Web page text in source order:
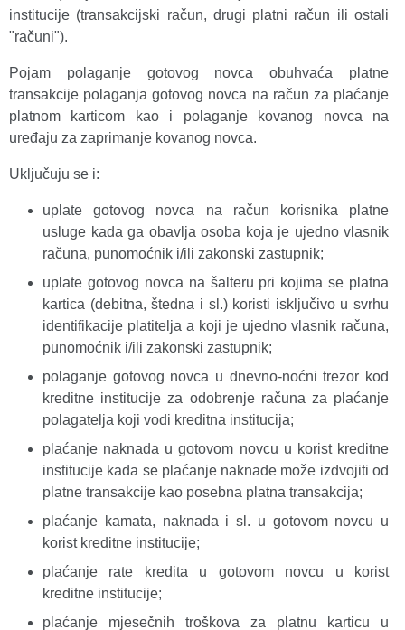
institucije (transakcijski račun, drugi platni račun ili ostali
"računi").
Pojam polaganje gotovog novca obuhvaća platne
transakcije polaganja gotovog novca na račun za plaćanje
platnom karticom kao i polaganje kovanog novca na
uređaju za zaprimanje kovanog novca.
Uključuju se i:
uplate gotovog novca na račun korisnika platne
usluge kada ga obavlja osoba koja je ujedno vlasnik
računa, punomoćnik i/ili zakonski zastupnik;
uplate gotovog novca na šalteru pri kojima se platna
kartica (debitna, štedna i sl.) koristi isključivo u svrhu
identifikacije platitelja a koji je ujedno vlasnik računa,
punomoćnik i/ili zakonski zastupnik;
polaganje gotovog novca u dnevno-noćni trezor kod
kreditne institucije za odobrenje računa za plaćanje
polagatelja koji vodi kreditna institucija;
plaćanje naknada u gotovom novcu u korist kreditne
institucije kada se plaćanje naknade može izdvojiti od
platne transakcije kao posebna platna transakcija;
plaćanje kamata, naknada i sl. u gotovom novcu u
korist kreditne institucije;
plaćanje rate kredita u gotovom novcu u korist
kreditne institucije;
plaćanje mjesečnih troškova za platnu karticu u